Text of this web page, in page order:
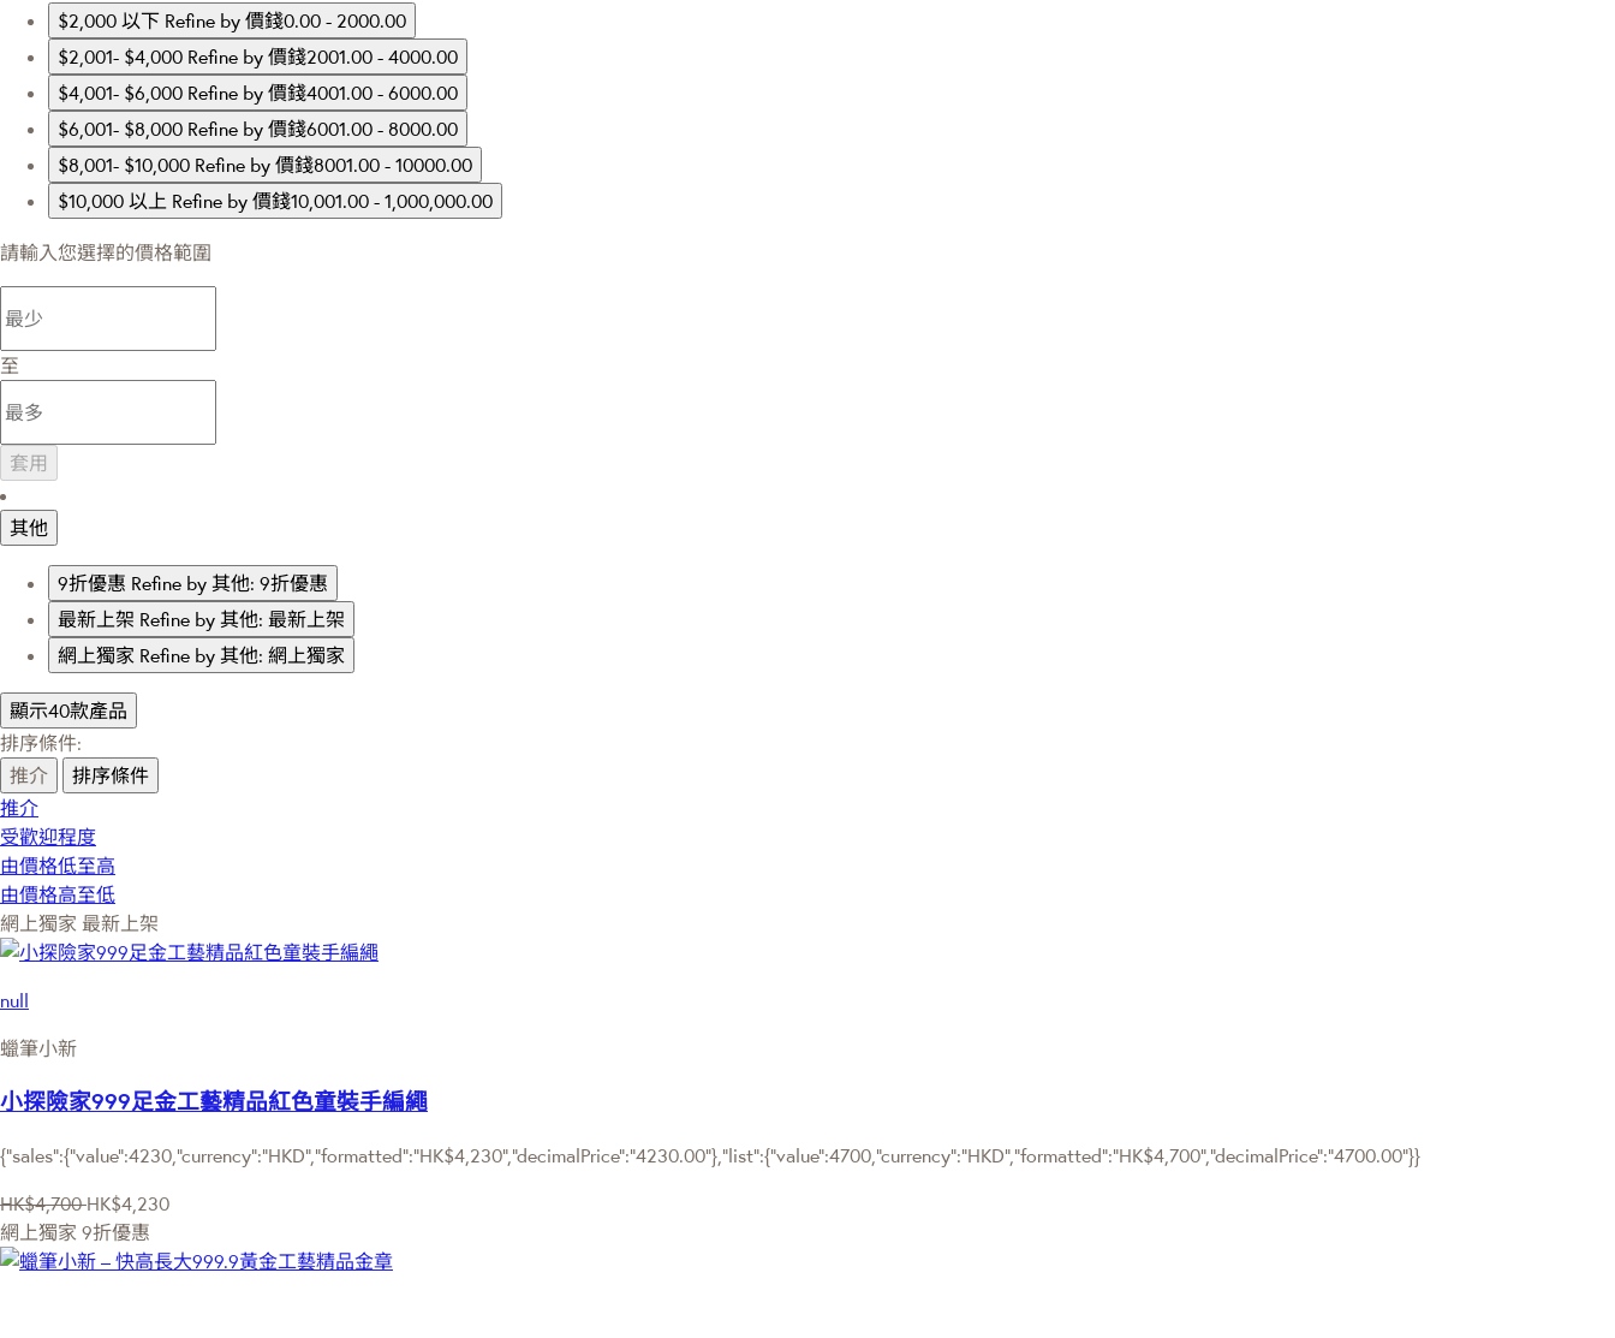
$2,000 以下 Refine by 價錢0.00 - 2000.00
$2,001- $4,000 Refine by 價錢2001.00 - 4000.00
$4,001- $6,000 Refine by 價錢4001.00 - 6000.00
$6,001- $8,000 Refine by 價錢6001.00 - 8000.00
$8,001- $10,000 Refine by 價錢8001.00 - 10000.00
$10,000 以上 Refine by 價錢10,001.00 - 1,000,000.00
請輸入您選擇的價格範圍
至
套用
其他
9折優惠 Refine by 其他: 9折優惠
最新上架 Refine by 其他: 最新上架
網上獨家 Refine by 其他: 網上獨家
顯示40款產品
排序條件:
推介
排序條件
推介
受歡迎程度
由價格低至高
由價格高至低
網上獨家 最新上架
null
蠟筆小新
小探險家999足金工藝精品紅色童裝手編繩
{"sales":{"value":4230,"currency":"HKD","formatted":"HK$4,230","decimalPrice":"4230.00"},"list":{"value":4700,"currency":"HKD","formatted":"HK$4,700","decimalPrice":"4700.00"}}
HK$4,700 HK$4,230
網上獨家 9折優惠